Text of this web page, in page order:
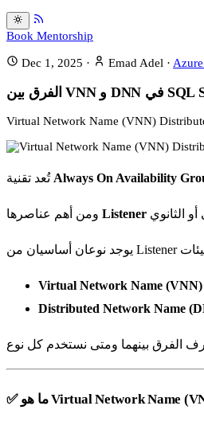
Book Mentorship
Dec 1, 2025 · Emad Adel · Azure
Virtual Network Name (VNN)
تُعد تقنية Always On Availability
Listener
Virtual Network Name (VNN)
Distributed Network Name